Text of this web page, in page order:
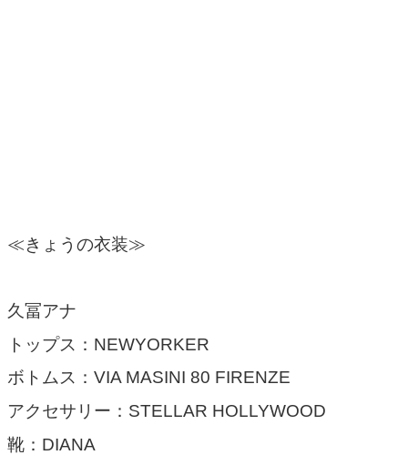
≪きょうの衣装≫
久冨アナ
トップス：NEWYORKER
ボトムス：VIA MASINI 80 FIRENZE
アクセサリー：STELLAR HOLLYWOOD
靴：DIANA